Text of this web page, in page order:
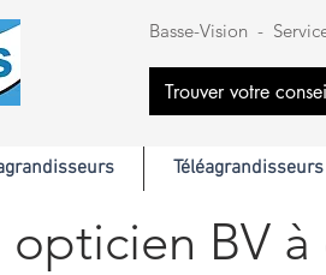
Basse-Vision -
Trouver votre
opticien BV